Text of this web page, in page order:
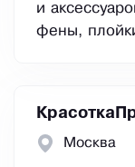
и
фены,
Москва